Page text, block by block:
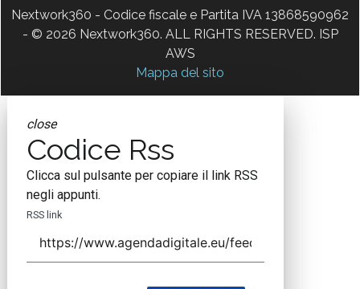
Nextwork360 - Codice fiscale e Partita IVA 13868590962
- © 2026 Nextwork360. ALL RIGHTS RESERVED. ISP
AWS
Mappa del sito
close
Codice Rss
Clicca sul pulsante per copiare il link RSS
negli appunti.
RSS link